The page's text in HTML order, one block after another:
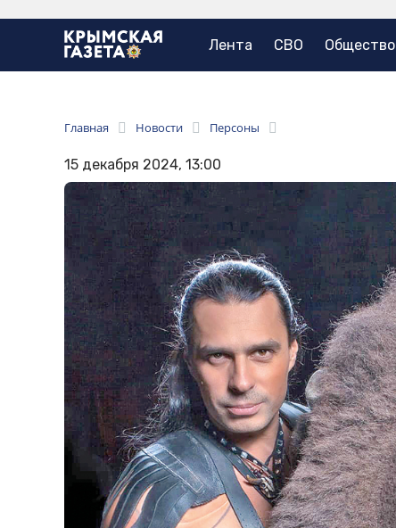
Лента СВО Общество
Главная Новости Персоны
15 декабря 2024, 13:00